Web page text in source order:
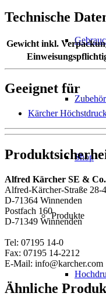
Zubehör
Shop
Produkte
Technische
Gewicht inkl.
Geeignet für
Kärcher
Alfred Kärcher SE &
Alfred-Kärcher-Straße 28-
D-71364 Winnenden
Postfach 160
D-71349 Winnenden
Tel: 07195 14-0
Fax: 07195 14-2212
E-Mail: info@karcher.com
Ähnliche